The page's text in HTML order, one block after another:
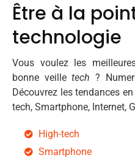
Être à la
technologie
Vous voulez les
bonne veilletech ?
Découvrez les tendances
tech, Smartphone, Internet,
High-tech
Smartphone